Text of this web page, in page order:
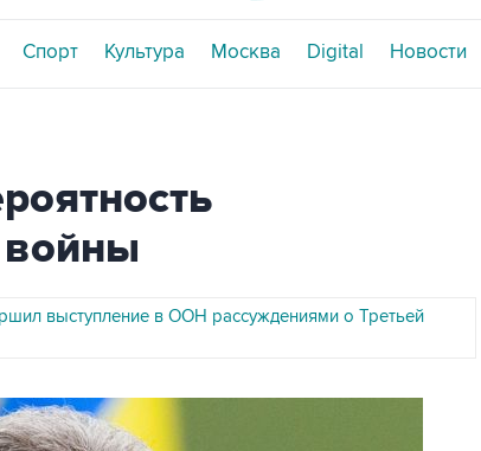
Спорт Культура Москва Digital Новости
выступление в ООН рассуждениями о Третьей